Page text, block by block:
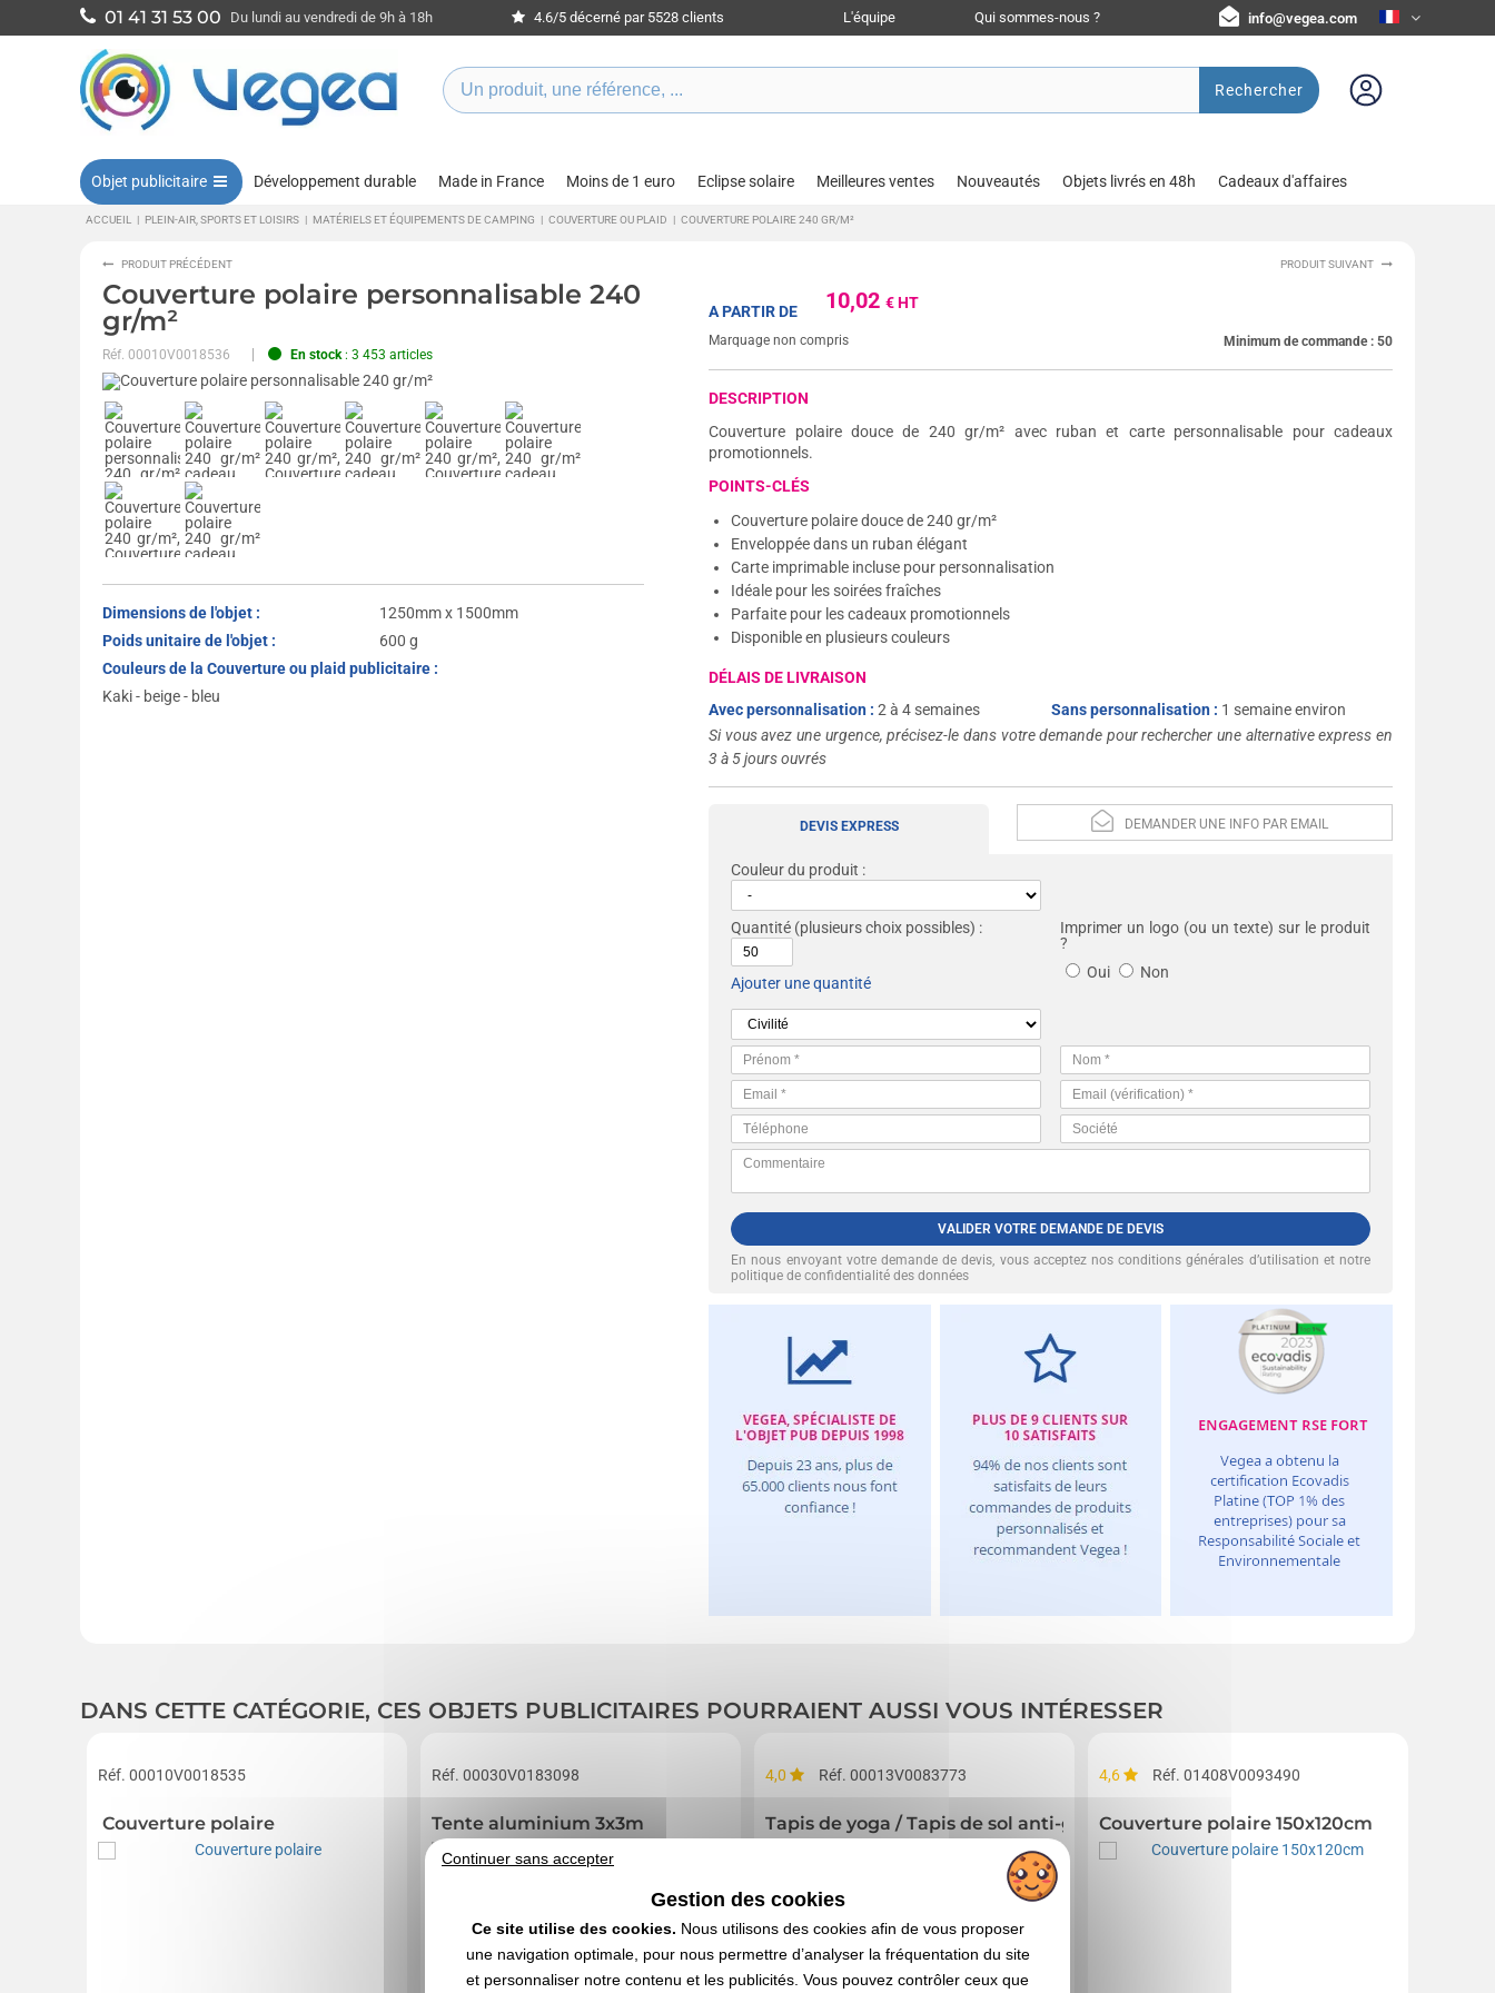
01 41 31 53 00 Du lundi au vendredi de 9h à 18h 4.6/5 décerné par 5528 clients L'équipe Qui sommes-nous ? info@vegea.com
Rechercher
Objet publicitaire Développement durable Made in France Moins de 1 euro Eclipse solaire Meilleures ventes Nouveautés Objets livrés en 48h Cadeaux d'affaires
ACCUEIL | PLEIN-AIR, SPORTS ET LOISIRS | MATÉRIELS ET ÉQUIPEMENTS DE CAMPING | COUVERTURE OU PLAID | COUVERTURE POLAIRE 240 GR/M²
PRODUIT PRÉCÉDENT PRODUIT SUIVANT
Couverture polaire personnalisable 240
gr/m²
Réf. 00010V0018536 En stock: 3 453 articles
Dimensions de l'objet :
1250mm x 1500mm
Poids unitaire de l'objet :
600 g
Couleurs de la Couverture ou plaid publicitaire :
Kaki - beige - bleu
10,02€ HT
A PARTIR DE
Marquage non compris Minimum de commande : 50
DESCRIPTION
Couverture polaire douce de 240 gr/m² avec ruban et carte personnalisable pour cadeaux
promotionnels.
POINTS-CLÉS
Couverture polaire douce de 240 gr/m²
Enveloppée dans un ruban élégant
Carte imprimable incluse pour personnalisation
Idéale pour les soirées fraîches
Parfaite pour les cadeaux promotionnels
Disponible en plusieurs couleurs
DÉLAIS DE LIVRAISON
Avec personnalisation :2 à 4 semaines Sans personnalisation : 1 semaine environ
Si vous avez une urgence, précisez-le dans votre demande pour rechercher une alternative express en
3 à 5 jours ouvrés
DEMANDER UNE INFO PAR EMAIL
DEVIS EXPRESS
Couleur du produit :
Quantité (plusieurs choix possibles) :
Ajouter une quantité
Imprimer un logo (ou un texte) sur le produit
?
Oui
Non
VALIDER VOTRE DEMANDE DE DEVIS
En nous envoyant votre demande de devis, vous acceptez nosconditions générales d’utilisation et notre
politique de confidentialité des données
DANS CETTE CATÉGORIE, CES OBJETS PUBLICITAIRES POURRAIENT AUSSI VOUS INTÉRESSER
Réf. 00010V0018535
Couverture polaire
Réf. 00030V0183098
Tente aluminium 3x3m
4,0 Réf. 00013V0083773
Tapis de yoga / Tapis de sol anti-glisse
4,6 Réf. 01408V0093490
Couverture polaire 150x120cm
Continuer sans accepter
Gestion des cookies
Ce site utilise des cookies. Nous utilisons des cookies afin de vous proposer
une navigation optimale, pour nous permettre d’analyser la fréquentation du site
et personnaliser notre contenu et les publicités. Vous pouvez contrôler ceux que